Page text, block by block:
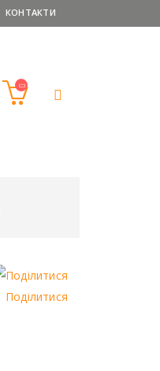
КОНТАКТИ
Поділитися